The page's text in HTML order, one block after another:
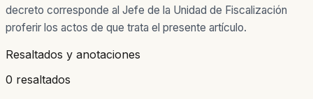
decreto corresponde al Jefe de la Unidad de Fiscalización
proferir los actos de que trata el presente artículo.
Resaltados y anotaciones
0 resaltados